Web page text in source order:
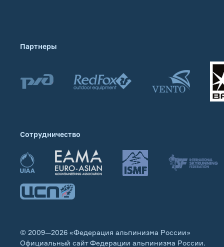
Партнеры
Сотрудничество
© 2009—2026 «Федерация альпинизма России»
Официальный сайт Федерации альпинизма России.